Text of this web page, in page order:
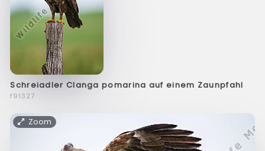
Schreiadler Clanga pomarina auf einem Zaunpfahl
f91327
Zoom